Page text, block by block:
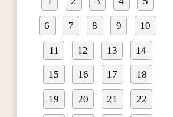
6 7 8 9 10
11 12 13 14
15 16 17 18
19 20 21 22